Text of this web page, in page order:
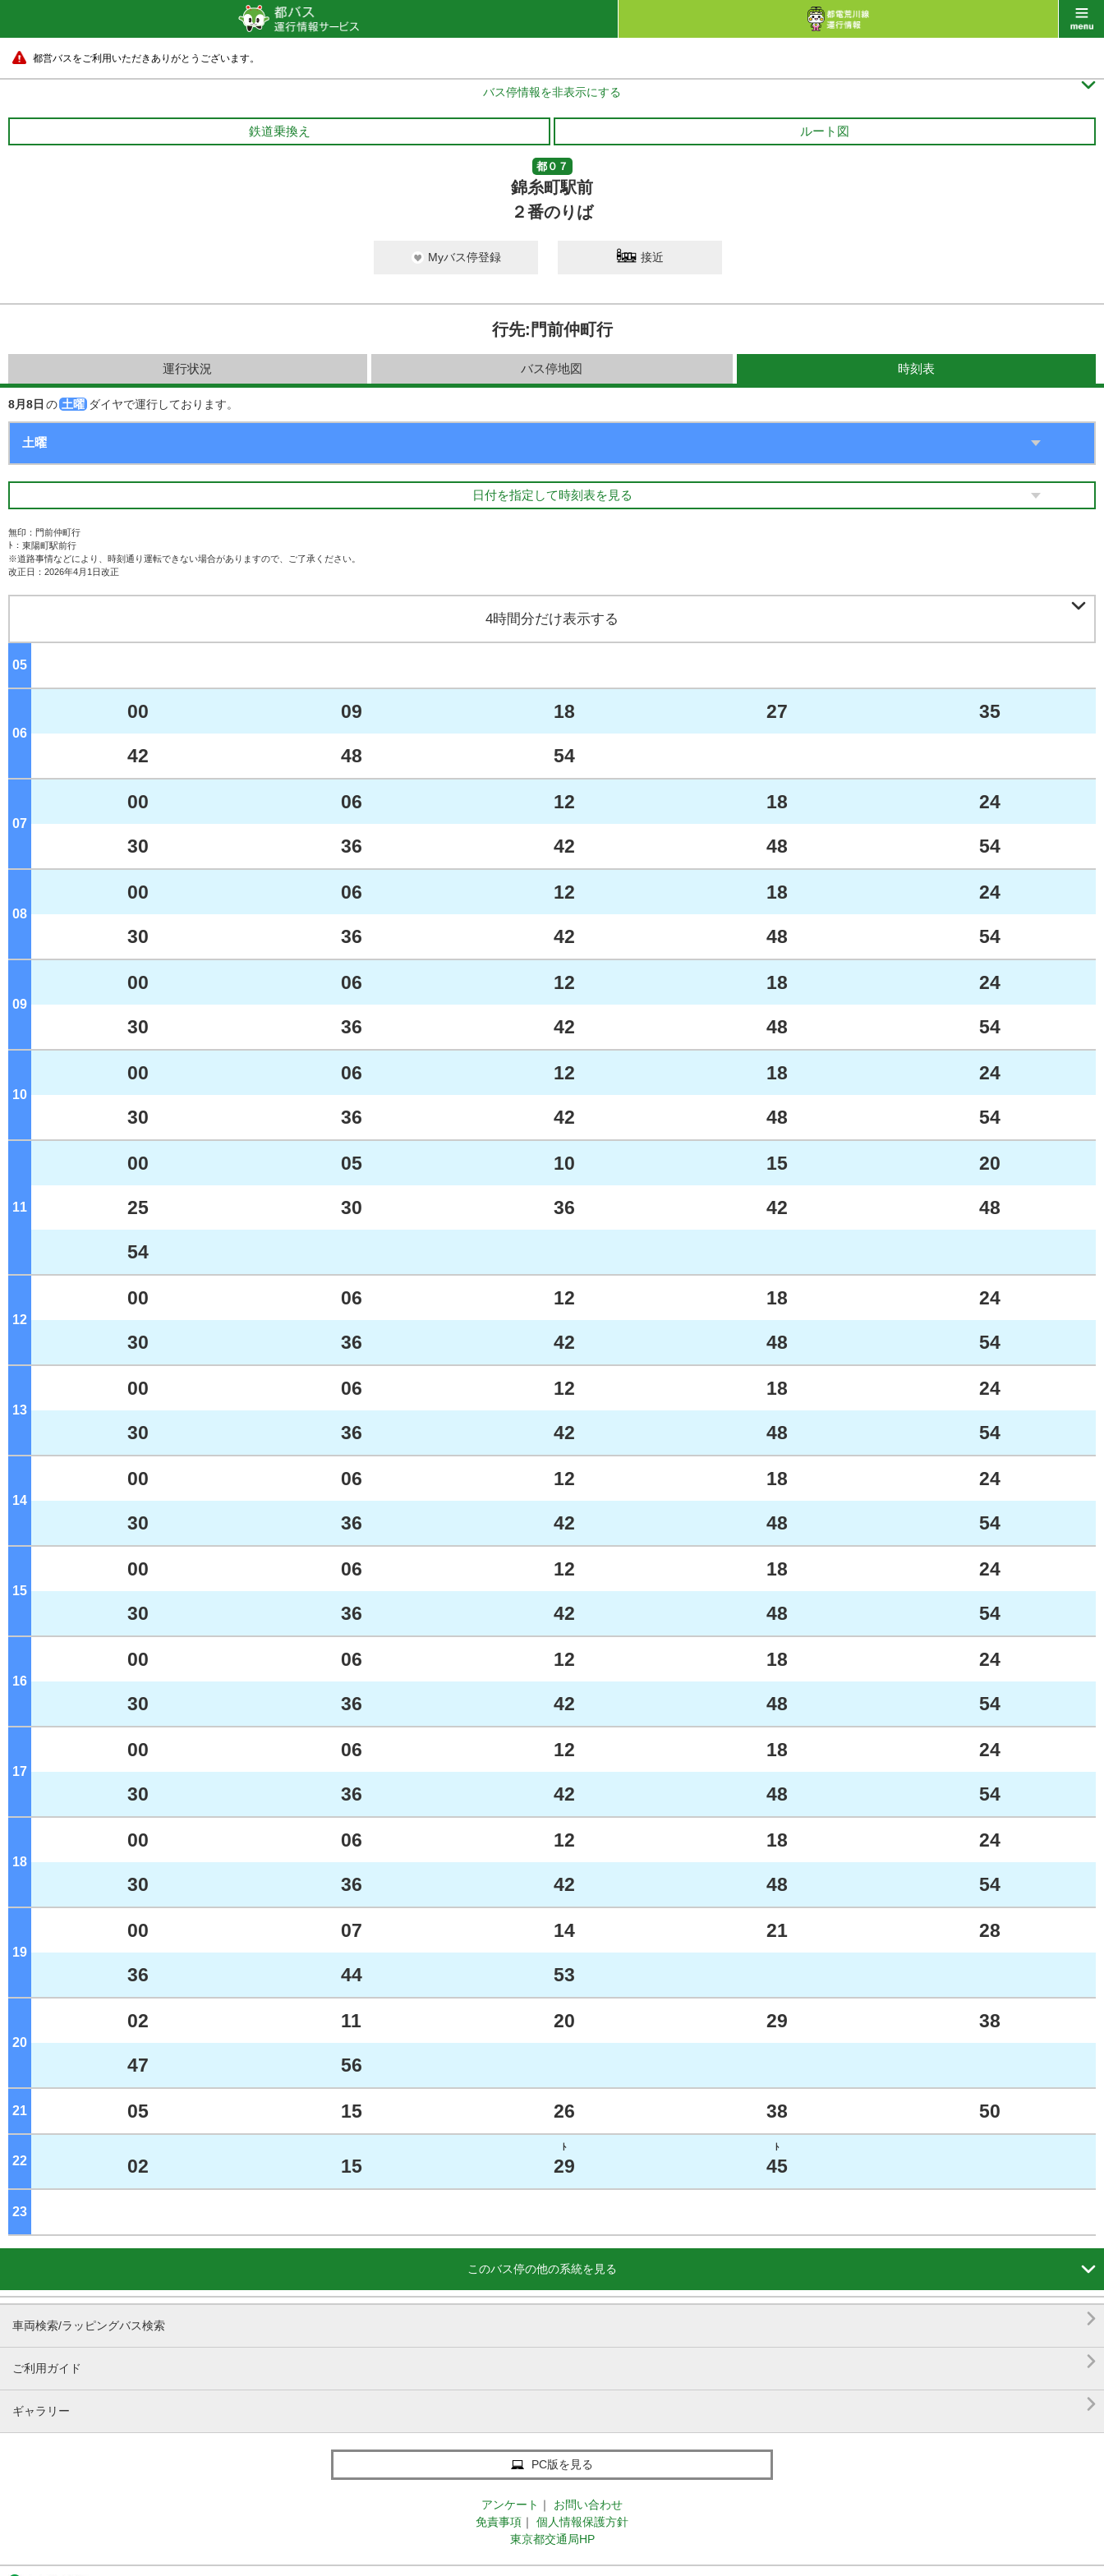
都営バスをご利用いただきありがとうございます。
バス停情報を非表示にする 
鉄道乗換え ルート図
都０７
錦糸町駅前
２番のりば
Myバス停登録 接近
行先:門前仲町行
運行状況 バス停地図 時刻表
8月8日 の 土曜 ダイヤで運行しております。
日付を指定して時刻表を見る
無印：門前仲町行
ﾄ：東陽町駅前行
※道路事情などにより、時刻通り運転できない場合がありますので、ご了承ください。
改正日：2026年4月1日改正
4時間分だけ表示する 
05
06 ジ
00 09 18 27 35
42 48 54
07 ジ
00 06 12 18 24
30 36 42 48 54
08 ジ
00 06 12 18 24
30 36 42 48 54
09 ジ
00 06 12 18 24
30 36 42 48 54
10 ジ
00 06 12 18 24
30 36 42 48 54
11
00 05 10 15 20
25 30 36 42 48
54
12 ジ
00 06 12 18 24
30 36 42 48 54
13 ジ
00 06 12 18 24
30 36 42 48 54
14 ジ
00 06 12 18 24
30 36 42 48 54
15 ジ
00 06 12 18 24
30 36 42 48 54
16 ジ
00 06 12 18 24
30 36 42 48 54
17 ジ
00 06 12 18 24
30 36 42 48 54
18 ジ
00 06 12 18 24
30 36 42 48 54
19 ジ
00 07 14 21 28
36 44 53
20 ジ
02 11 20 29 38
47 56
21 05 15 26 38 50
22 02 15
ﾄ
29
ﾄ
45
23
このバス停の他の系統を見る 
車両検索/ラッピングバス検索 
ご利用ガイド 
ギャラリー 
PC版を見る
アンケート ｜
お問い合わせ
免責事項 ｜
個人情報保護方針
東京都交通局HP